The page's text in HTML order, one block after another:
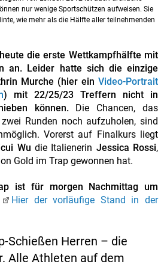
nur wenige Sportschützen aufweisen. Sie
wie mehr als die Hälfte aller teilnehmenden
die erste Wettkampfhälfte mit
an. Leider hatte sich die einzige
Murche (hier ein Video-Portrait
) mit 22/25/23 Treffern nicht in
können.Die Chancen, das
Runden noch aufzuholen, sind
Vorerst auf Finalkurs liegt
Wu die Italienerin Jessica Rossi,
Gold im Trap gewonnen hat.
ist für morgen Nachmittag um
Hier der vorläufige Stand in der
Schießen Herren – die
Alle Athleten auf dem